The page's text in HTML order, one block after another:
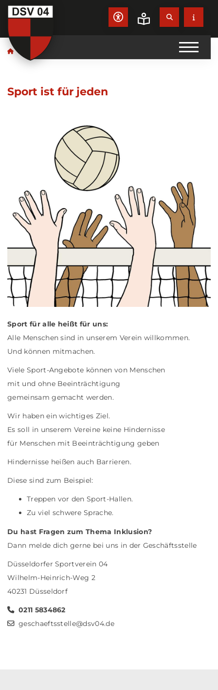
Leichte Sprache
Sport ist für jeden
Sport für alle heißt für uns:
Alle Menschen sind in unserem Verein willkommen.
Und können mitmachen.
Viele Sport-Angebote können von Menschen
mit und ohne Beeinträchtigung
gemeinsam gemacht werden.
Wir haben ein wichtiges Ziel.
Es soll in unserem Vereine keine Hindernisse
für Menschen mit Beeinträchtigung geben
Hindernisse heißen auch Barrieren.
Diese sind zum Beispiel:
Treppen vor den Sport-Hallen.
Zu viel schwere Sprache.
Du hast Fragen zum Thema Inklusion?
Dann melde dich gerne bei uns in der Geschäftsstelle
Düsseldorfer Sportverein 04
Wilhelm-Heinrich-Weg 2
40231 Düsseldorf
0211 5834862
geschaeftsstelle@dsv04.de